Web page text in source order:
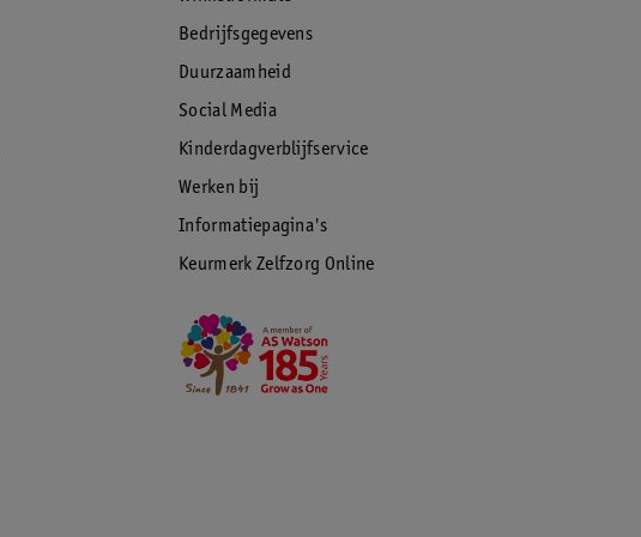
Bedrijfsgegevens
Duurzaamheid
Social Media
Kinderdagverblijfservice
Werken bij
Informatiepagina's
Keurmerk Zelfzorg Online